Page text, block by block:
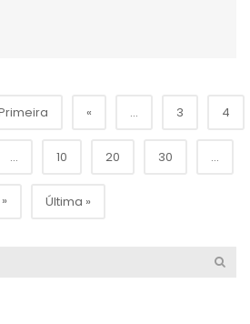
« ... 3 4
... 10 20 30 ...
» Última »